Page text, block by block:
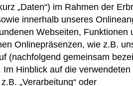
„Daten“) im Rahmen der
innerhalb unseres
Webseiten, Funktionen
Onlinepräsenzen, wie z.B.
(nachfolgend gemeinsam
Im Hinblick auf die verwendeten
„Verarbeitung“ oder